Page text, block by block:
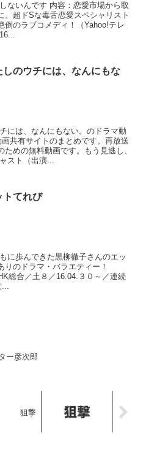
ないんです 内容：恋愛市場から取
。超ドSな毒舌恋愛スペシャリスト
倒のラブコメディ！（Yahoo!テレ
しのウチには、なんにもな
には、なんにもない。のドラマ動
共有サイトのまとめです。再放送
めの無料動画です。もう見逃し、
スト（出演...
トてれび
に歩んできた黒柳徹子さんのエッ
のドラマ・バラエティー！
総合／土８／16.04.３０～／連続
ー彦次郎
狙撃